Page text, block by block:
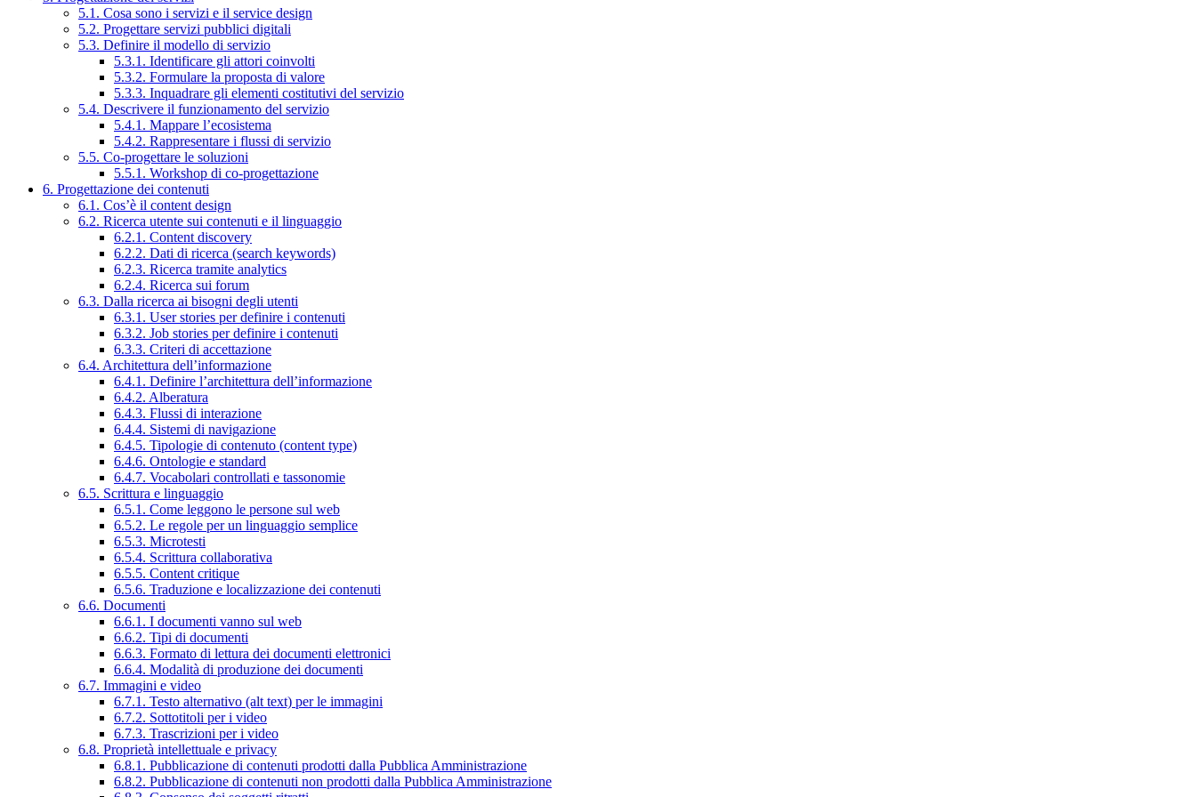
5.1. Cosa sono i servizi e il service design
5.2. Progettare servizi pubblici digitali
5.3. Definire il modello di servizio
5.3.1. Identificare gli attori coinvolti
5.3.2. Formulare la proposta di valore
5.3.3. Inquadrare gli elementi costitutivi del servizio
5.4. Descrivere il funzionamento del servizio
5.4.1. Mappare l’ecosistema
5.4.2. Rappresentare i flussi di servizio
5.5. Co-progettare le soluzioni
5.5.1. Workshop di co-progettazione
6. Progettazione dei contenuti
6.1. Cos’è il content design
6.2. Ricerca utente sui contenuti e il linguaggio
6.2.1. Content discovery
6.2.2. Dati di ricerca (search keywords)
6.2.3. Ricerca tramite analytics
6.2.4. Ricerca sui forum
6.3. Dalla ricerca ai bisogni degli utenti
6.3.1. User stories per definire i contenuti
6.3.2. Job stories per definire i contenuti
6.3.3. Criteri di accettazione
6.4. Architettura dell’informazione
6.4.1. Definire l’architettura dell’informazione
6.4.2. Alberatura
6.4.3. Flussi di interazione
6.4.4. Sistemi di navigazione
6.4.5. Tipologie di contenuto (content type)
6.4.6. Ontologie e standard
6.4.7. Vocabolari controllati e tassonomie
6.5. Scrittura e linguaggio
6.5.1. Come leggono le persone sul web
6.5.2. Le regole per un linguaggio semplice
6.5.3. Microtesti
6.5.4. Scrittura collaborativa
6.5.5. Content critique
6.5.6. Traduzione e localizzazione dei contenuti
6.6. Documenti
6.6.1. I documenti vanno sul web
6.6.2. Tipi di documenti
6.6.3. Formato di lettura dei documenti elettronici
6.6.4. Modalità di produzione dei documenti
6.7. Immagini e video
6.7.1. Testo alternativo (alt text) per le immagini
6.7.2. Sottotitoli per i video
6.7.3. Trascrizioni per i video
6.8. Proprietà intellettuale e privacy
6.8.1. Pubblicazione di contenuti prodotti dalla Pubblica Amministrazione
6.8.2. Pubblicazione di contenuti non prodotti dalla Pubblica Amministrazione